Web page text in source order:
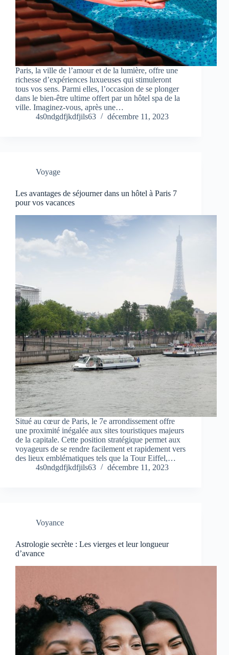
Paris, la ville de l’amour et de la lumière, offre une
richesse d’expériences luxueuses qui stimuleront
tous vos sens. Parmi elles, l’occasion de se plonger
dans le bien-être ultime offert par un hôtel spa de la
ville. Imaginez-vous, après une…
4s0ndgdfjkdfjils63
décembre 11, 2023
Voyage
Les avantages de séjourner dans un hôtel à Paris 7
pour vos vacances
Situé au cœur de Paris, le 7e arrondissement offre
une proximité inégalée aux sites touristiques majeurs
de la capitale. Cette position stratégique permet aux
voyageurs de se rendre facilement et rapidement vers
des lieux emblématiques tels que la Tour Eiffel,…
4s0ndgdfjkdfjils63
décembre 11, 2023
Voyance
Astrologie secrète : Les vierges et leur longueur
d’avance